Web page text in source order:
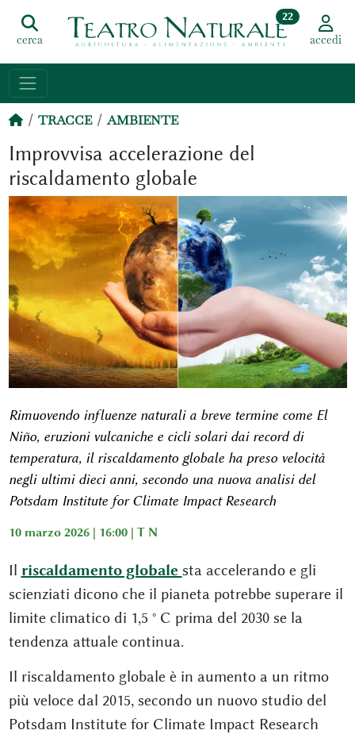
cerca
22
accedi
TRACCE AMBIENTE
Improvvisa accelerazione del
riscaldamento globale
Rimuovendo influenze naturali a breve termine come El
Niño, eruzioni vulcaniche e cicli solari dai record di
temperatura, il riscaldamento globale ha preso velocità
negli ultimi dieci anni, secondo una nuova analisi del
Potsdam Institute for Climate Impact Research
10 marzo 2026 | 16:00 | T N
Il riscaldamento globale sta accelerando e gli
scienziati dicono che il pianeta potrebbe superare il
limite climatico di 1,5 ° C prima del 2030 se la
tendenza attuale continua.
Il riscaldamento globale è in aumento a un ritmo
più veloce dal 2015, secondo un nuovo studio del
Potsdam Institute for Climate Impact Research